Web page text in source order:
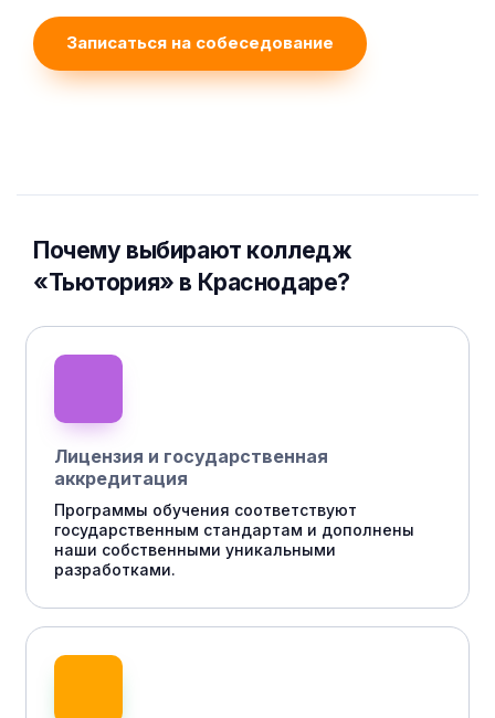
Записаться на собеседование
Почему выбирают колледж
«Тьютория» в Краснодаре?
Лицензия и государственная
аккредитация
Программы обучения соответствуют
государственным стандартам и дополнены
наши собственными уникальными
разработками.